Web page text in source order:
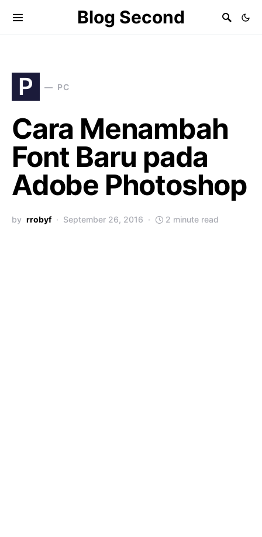
Blog Second
P PC
Cara Menambah
Font Baru pada
Adobe Photoshop
by rrobyf September 26, 2016 2 minute read